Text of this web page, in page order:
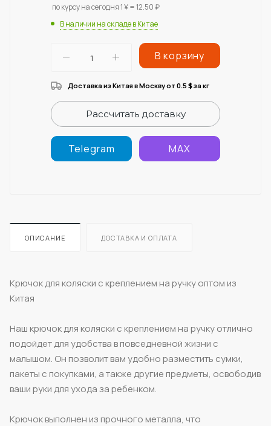
по курсу на сегодня 1 ¥ = 12.50 ₽
В наличии на складе в Китае
В корзину
Доставка из Китая в Москву от 0.5 $за кг
Рассчитать доставку
Telegram MAX
ОПИСАНИЕ ДОСТАВКА И ОПЛАТА
Крючок для коляски с креплением на ручку оптом из
Китая
Наш крючок для коляски с креплением на ручку отлично
подойдет для удобства в повседневной жизни с
малышом. Он позволит вам удобно разместить сумки,
пакеты с покупками, а также другие предметы, освободив
ваши руки для ухода за ребенком.
Крючок выполнен из прочного металла, что